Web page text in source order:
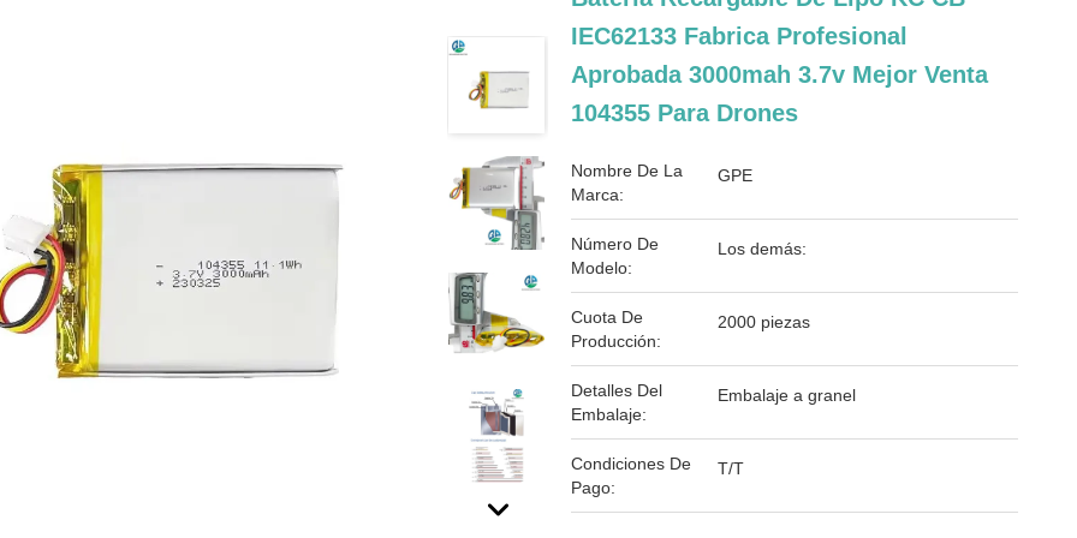
IEC62133 Fabrica Profesional
Aprobada 3000mah 3.7v Mejor Venta
104355 Para Drones
Nombre De La
Marca:
GPE
Número De
Modelo:
Los demás:
Cuota De
Producción:
2000 piezas
Detalles Del
Embalaje:
Embalaje a granel
Condiciones De
Pago:
T/T